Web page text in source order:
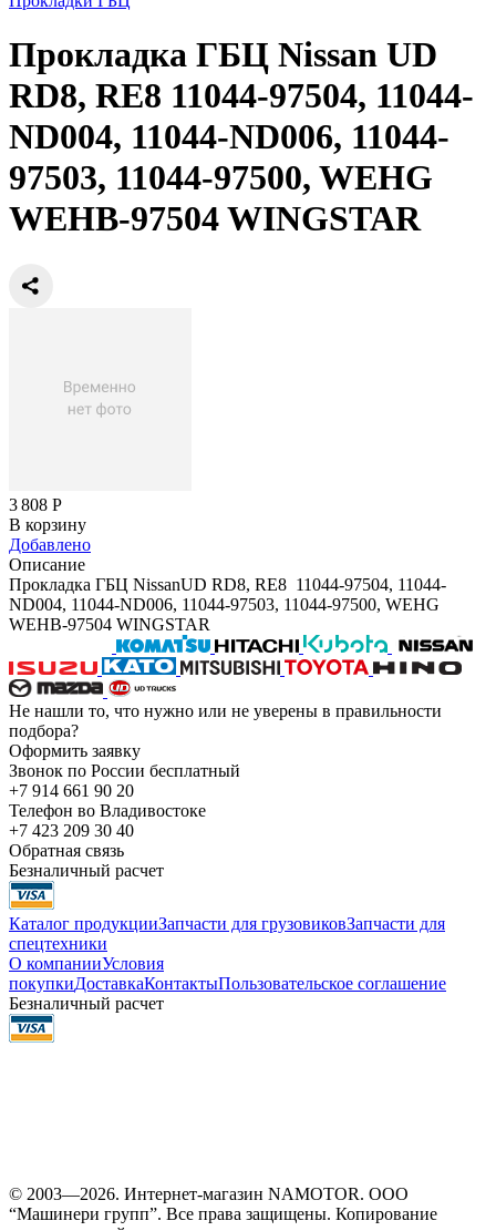
Прокладка ГБЦ Nissan UD
RD8, RE8 11044-97504, 11044-
ND004, 11044-ND006, 11044-
97503, 11044-97500, WEHG
WEHB-97504 WINGSTAR
3 808 Р
В корзину
Добавлено
Описание
Прокладка ГБЦ NissanUD RD8, RE8 11044-97504, 11044-
ND004, 11044-ND006, 11044-97503, 11044-97500, WEHG
WEHB-97504 WINGSTAR
Не нашли то, что нужно или не уверены в правильности
подбора?
Оформить заявку
Звонок по России бесплатный
+7 914 661 90 20
Телефон во Владивостоке
+7 423 209 30 40
Обратная связь
Безналичный расчет
Каталог продукцииЗапчасти для грузовиковЗапчасти для
спецтехники
О компанииУсловия
покупкиДоставкаКонтактыПользовательское соглашение
Безналичный расчет
© 2003—2026. Интернет-магазин NAMOTOR. ООО
“Машинери групп”. Все права защищены. Копирование